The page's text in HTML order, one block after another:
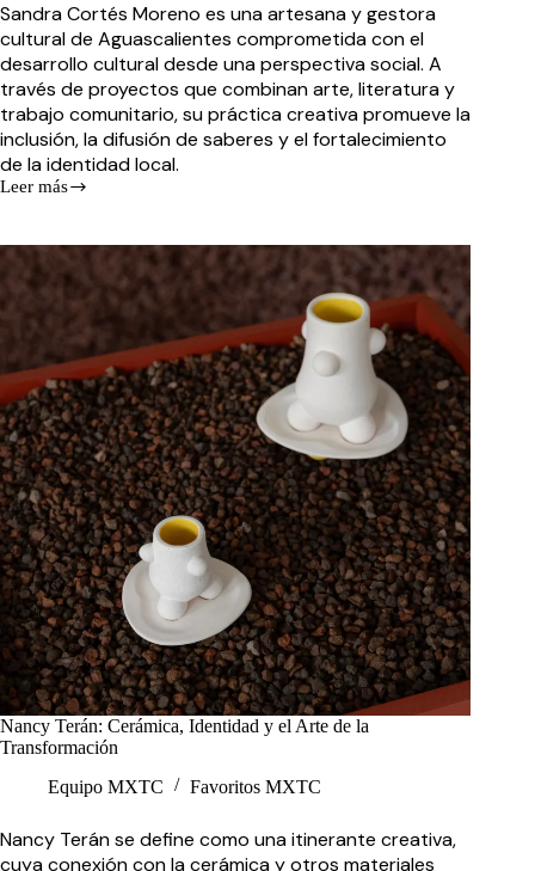
Sandra Cortés Moreno es una artesana y gestora
cultural de Aguascalientes comprometida con el
desarrollo cultural desde una perspectiva social. A
través de proyectos que combinan arte, literatura y
trabajo comunitario, su práctica creativa promueve la
inclusión, la difusión de saberes y el fortalecimiento
de la identidad local.
Leer más
Sandra
papel
poesía
Aguascalientes
Nancy Terán: Cerámica, Identidad y el Arte de la
Transformación
Equipo MXTC
Favoritos MXTC
Nancy Terán se define como una itinerante creativa,
cuya conexión con la cerámica y otros materiales